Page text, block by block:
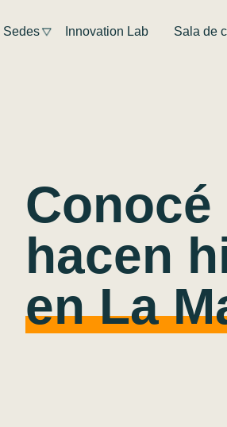
Sedes Innovation Lab Sala de
hacen
en La